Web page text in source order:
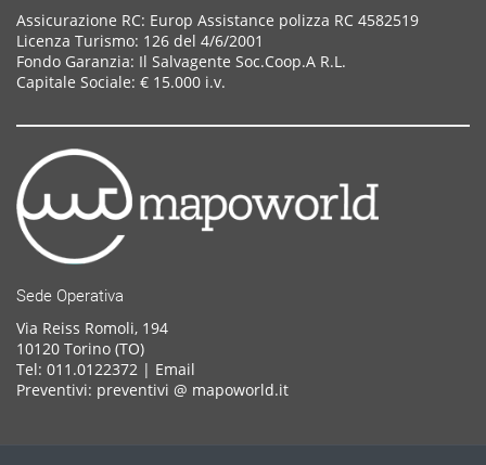
Assicurazione RC: Europ Assistance polizza RC 4582519
Licenza Turismo: 126 del 4/6/2001
Fondo Garanzia: Il Salvagente Soc.Coop.A R.L.
Capitale Sociale: € 15.000 i.v.
Sede Operativa
Via Reiss Romoli, 194
10120 Torino (TO)
Tel: 011.0122372 | Email
Preventivi: preventivi @ mapoworld.it